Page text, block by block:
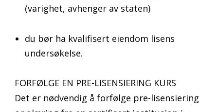
(varighet, avhenger av staten)
du bør ha kvalifisert eiendom lisens
undersøkelse.
FORFØLGE EN PRE-LISENSIERING KURS
Det er nødvendig å forfølge pre-lisensiering